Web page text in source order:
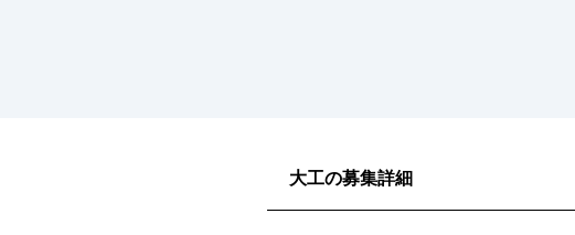
大工の募集詳細